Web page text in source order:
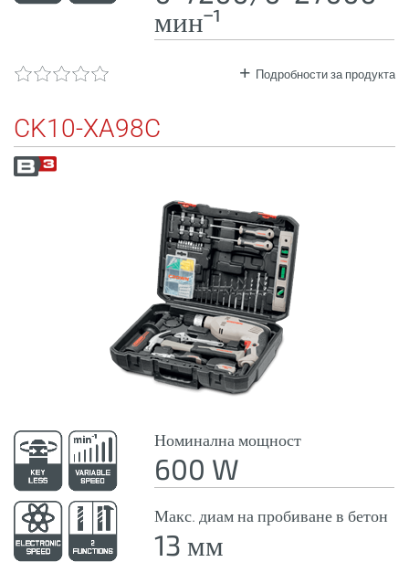
минˉ¹
Подробности за продукта
CK10-XA98C
Номинална мощност
600 W
Макс. диам на пробиване в бетон
13 мм